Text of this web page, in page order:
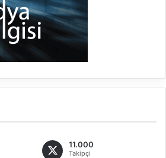
11.000
Takipçi